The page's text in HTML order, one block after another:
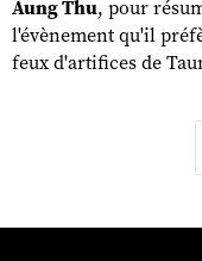
Aung Thu, pour
l'évènement qu'il
feux d'artifices de